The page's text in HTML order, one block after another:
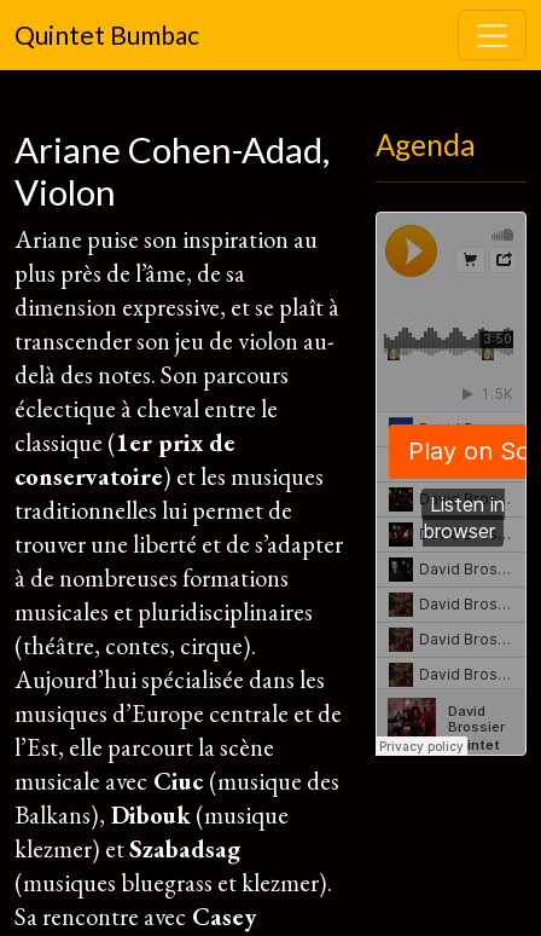
Quintet Bumbac
Ariane Cohen-Adad,
Violon
Ariane puise son inspiration au
plus près de l’âme, de sa
dimension expressive, et se plaît à
transcender son jeu de violon au-
delà des notes. Son parcours
éclectique à cheval entre le
classique (1er prix de
conservatoire) et les musiques
traditionnelles lui permet de
trouver une liberté et de s’adapter
à de nombreuses formations
musicales et pluridisciplinaires
(théâtre, contes, cirque).
Aujourd’hui spécialisée dans les
musiques d’Europe centrale et de
l’Est, elle parcourt la scène
musicale avec Ciuc (musique des
Balkans), Dibouk(musique
klezmer) etSzabadsag
(musiques bluegrass et klezmer).
Sa rencontre avec Casey
Agenda